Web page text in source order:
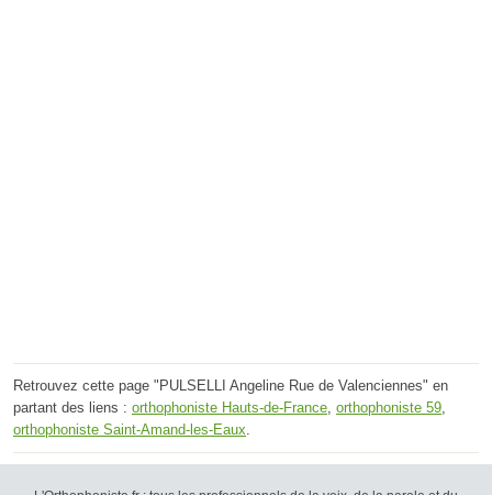
Retrouvez cette page "PULSELLI Angeline Rue de Valenciennes" en
partant des liens : orthophoniste Hauts-de-France, orthophoniste 59,
orthophoniste Saint-Amand-les-Eaux.